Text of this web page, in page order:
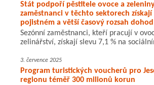
Stát podpoří pěstitele ovoce a
zaměstnanci v těchto sektorech získají
pojistném a větší časový rozsah dohod
Sezónní zaměstnanci, kteří pracují v
zelinářství, získají slevu 7,1 % na
3. července 2025
Program turistických voucherů pro
regionu téměř 300 milionů korun